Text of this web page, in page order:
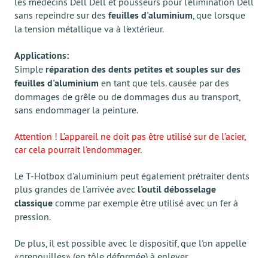
sans repeindre sur des feuilles d'aluminium , que lorsque
la tension métallique va à l'extérieur.
Applications:
Simple réparation des dents petites et souples sur des
feuilles d'aluminium en tant que tels. causée par des
dommages de grêle ou de dommages dus au transport,
sans endommager la peinture.
Attention ! L’appareil ne doit pas être utilisé sur de l’acier,
car cela pourrait l’endommager.
Le T-Hotbox d'aluminium peut également prétraiter dents
plus grandes de l'arrivée avec l'outil débosselage
classique comme par exemple être utilisé avec un fer à
pression.
De plus, il est possible avec le dispositif, que l'on appelle